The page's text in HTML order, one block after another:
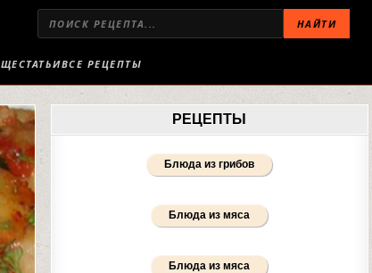
НАЙТИ
СТАТЬИВСЕ РЕЦЕПТЫ
РЕЦЕПТЫ
Блюда из грибов
Блюда из мяса
Блюда из мяса